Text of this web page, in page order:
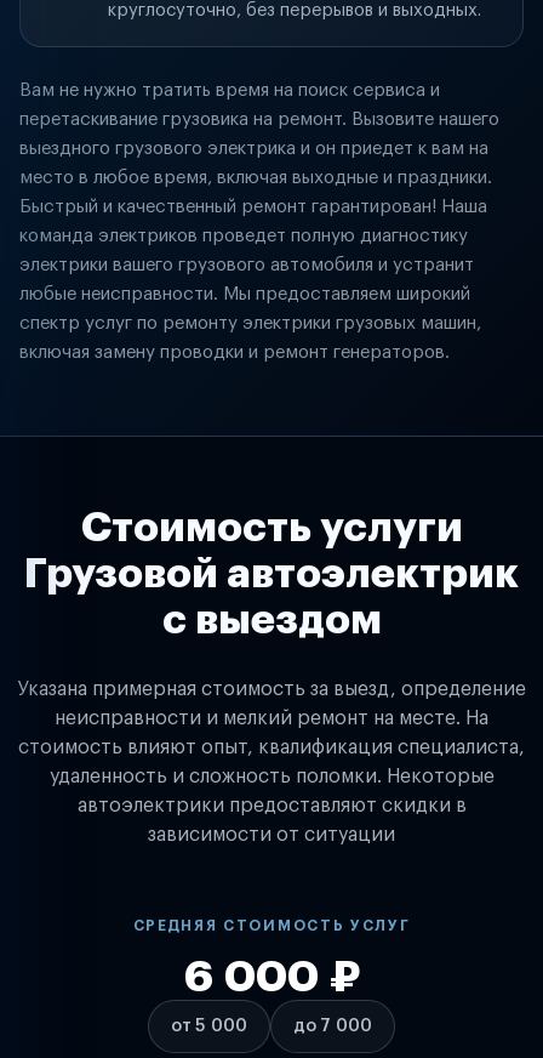
круглосуточно, без перерывов и выходных.
Вам не нужно тратить время на поиск сервиса и
перетаскивание грузовика на ремонт. Вызовите нашего
выездного грузового электрика и он приедет к вам на
место в любое время, включая выходные и праздники.
Быстрый и качественный ремонт гарантирован! Наша
команда электриков проведет полную диагностику
электрики вашего грузового автомобиля и устранит
любые неисправности. Мы предоставляем широкий
спектр услуг по ремонту электрики грузовых машин,
включая замену проводки и ремонт генераторов.
Стоимость услуги
Грузовой автоэлектрик
с выездом
Указана примерная стоимость за выезд, определение
неисправности и мелкий ремонт на месте. На
стоимость влияют опыт, квалификация специалиста,
удаленность и сложность поломки. Некоторые
автоэлектрики предоставляют скидки в
зависимости от ситуации
СРЕДНЯЯ СТОИМОСТЬ УСЛУГ
от 5 000
6 000 ₽
до 7 000